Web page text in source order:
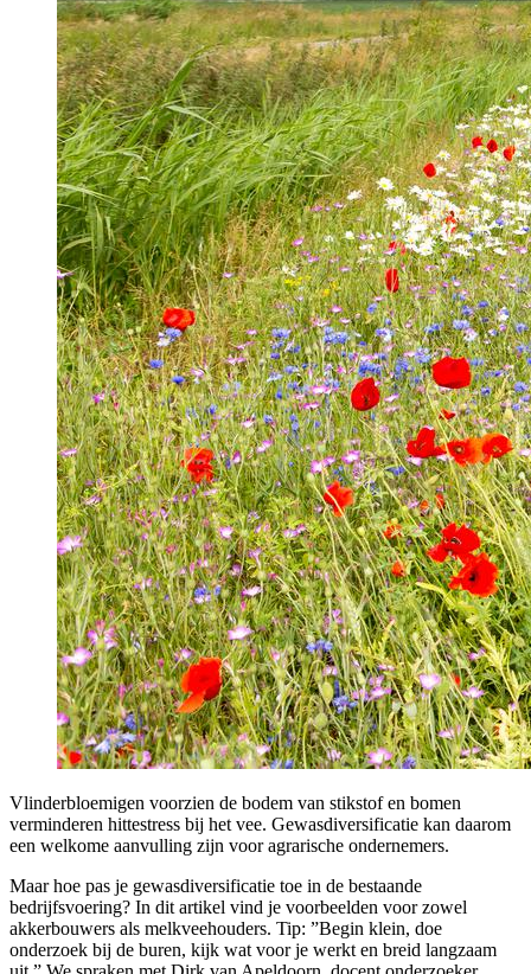
Vlinderbloemigen voorzien de bodem van stikstof en bomen
verminderen hittestress bij het vee. Gewasdiversificatie kan daarom
een welkome aanvulling zijn voor agrarische ondernemers.
Maar hoe pas je gewasdiversificatie toe in de bestaande
bedrijfsvoering? In dit artikel vind je voorbeelden voor zowel
akkerbouwers als melkveehouders. Tip: ”Begin klein, doe
onderzoek bij de buren, kijk wat voor je werkt en breid langzaam